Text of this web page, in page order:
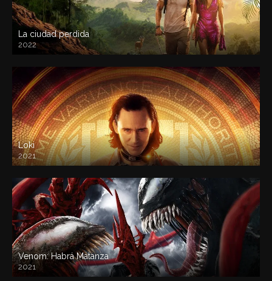
La ciudad perdida
2022
Loki
2021
Venom: Habrá Matanza
2021